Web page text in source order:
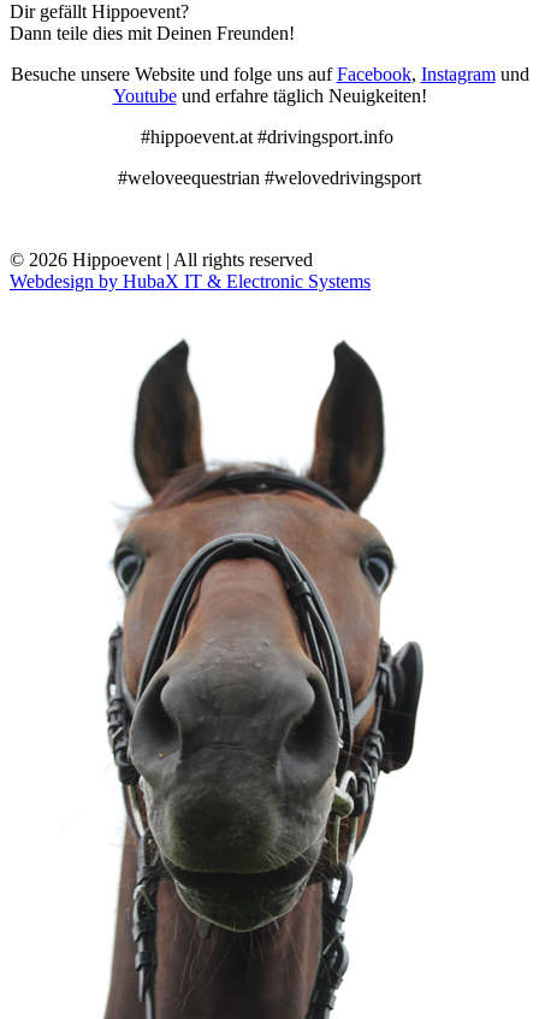
Dir gefällt Hippoevent?
Dann teile dies mit Deinen Freunden!
Besuche unsere Website und folge uns aufFacebook, Instagramund
Youtubeund erfahre täglich Neuigkeiten!
#hippoevent.at #drivingsport.info
#weloveequestrian #welovedrivingsport
© 2026 Hippoevent | All rights reserved
Webdesign by HubaX IT & Electronic Systems